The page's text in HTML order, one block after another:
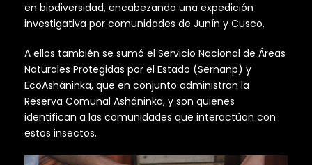
en biodiversidad, encabezando una expedición
investigativa por comunidades de Junín y Cusco.
A ellos también se sumó el Servicio Nacional de Áreas
Naturales Protegidas por el Estado (Sernanp) y
EcoAsháninka, que en conjunto administran la
Reserva Comunal Asháninka, y son quienes
identifican a las comunidades que interactúan con
estos insectos.